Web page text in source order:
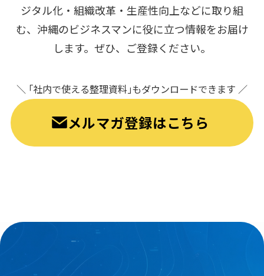
ジタル化・組織改革・生産性向上などに取り組
む、沖縄のビジネスマンに役に立つ情報をお届け
します。ぜひ、ご登録ください。
＼ ｢社内で使える整理資料｣もダウンロードできます ／
メルマガ登録はこちら